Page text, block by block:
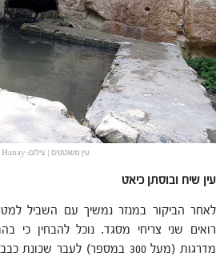
עין משוטטים | צילום: Hanay
עין שיח ובוסתן כיאט
לאחר הביקור במנזר נמשיך עם השביל
רואים שני צריחי מסגד. נוכל להבחין כי
מדרגות (מעל 300 במספר) לעבר